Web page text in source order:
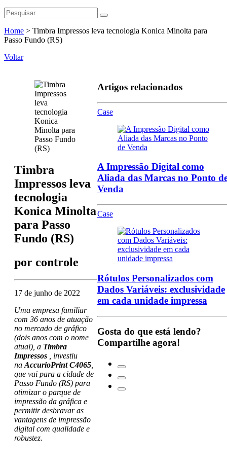
Home > Timbra Impressos leva tecnologia Konica Minolta para
Passo Fundo (RS)
Voltar
Timbra
Impressos leva
tecnologia
Konica Minolta
para Passo
Fundo (RS)
por controle
17 de junho de 2022
Uma empresa familiar
com 36 anos de atuação
no mercado de gráfico
(dois anos com o nome
atual), a Timbra
Impressos
, investiu
na AccurioPrint C4065
que vai para a cidade de
Passo Fundo (RS) para
otimizar o parque de
impressão da gráfica e
permitir desbravar as
vantagens de impressão
digital com qualidade e
robustez.
Artigos relacionados
Case
A Impressão Digital como
Aliada das Marcas no Ponto
Venda
Case
Rótulos Personalizados com
Dados Variáveis: exclusividade
em cada unidade impressa
Gosta do que está lendo?
Compartilhe agora!